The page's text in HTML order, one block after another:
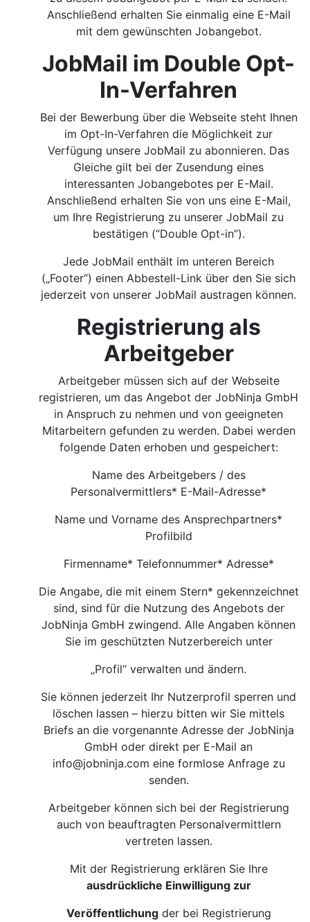
Anschließend erhalten Sie einmalig eine E-Mail
mit dem gewünschten Jobangebot.
JobMail im Double Opt-
In-Verfahren
Bei der Bewerbung über die Webseite steht Ihnen
im Opt-In-Verfahren die Möglichkeit zur
Verfügung unsere JobMail zu abonnieren. Das
Gleiche gilt bei der Zusendung eines
interessanten Jobangebotes per E-Mail.
Anschließend erhalten Sie von uns eine E-Mail,
um Ihre Registrierung zu unserer JobMail zu
bestätigen (“Double Opt-in”).
Jede JobMail enthält im unteren Bereich
(„Footer“) einen Abbestell-Link über den Sie sich
jederzeit von unserer JobMail austragen können.
Registrierung als
Arbeitgeber
Arbeitgeber müssen sich auf der Webseite
registrieren, um das Angebot der JobNinja GmbH
in Anspruch zu nehmen und von geeigneten
Mitarbeitern gefunden zu werden. Dabei werden
folgende Daten erhoben und gespeichert:
Name des Arbeitgebers / des
Personalvermittlers* E-Mail-Adresse*
Name und Vorname des Ansprechpartners*
Profilbild
Firmenname* Telefonnummer* Adresse*
Die Angabe, die mit einem Stern* gekennzeichnet
sind, sind für die Nutzung des Angebots der
JobNinja GmbH zwingend. Alle Angaben können
Sie im geschützten Nutzerbereich unter
„Profil“ verwalten und ändern.
Sie können jederzeit Ihr Nutzerprofil sperren und
löschen lassen – hierzu bitten wir Sie mittels
Briefs an die vorgenannte Adresse der JobNinja
GmbH oder direkt per E-Mail an
info@jobninja.com eine formlose Anfrage zu
senden.
Arbeitgeber können sich bei der Registrierung
auch von beauftragten Personalvermittlern
vertreten lassen.
Mit der Registrierung erklären Sie Ihre
ausdrückliche Einwilligung zur
Veröffentlichung der bei Registrierung